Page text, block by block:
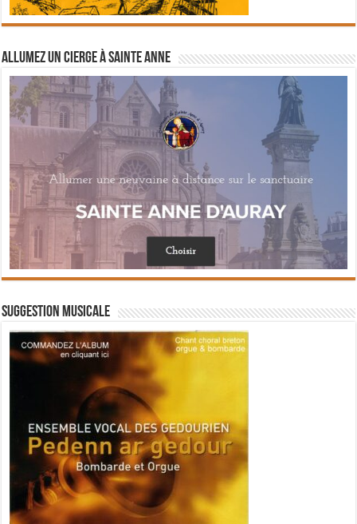
Allumez un cierge à Sainte Anne
Suggestion musicale